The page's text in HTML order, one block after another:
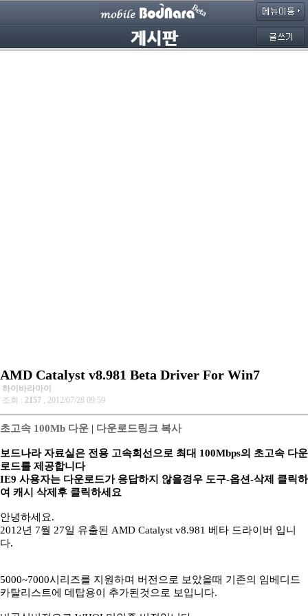
AMD Catalyst v8.981 Beta Driver For Win7
하이바라아이
조회 : 2157 , 2012/07/28 09:59
초고속 100Mb 다운 | 다운로드링크 복사
보드나라 자료실은 전용 고속회선으로 최대 100Mbps의 초고속 다운
로드를 제공합니다
IE9 사용자는 다운로드가 응답하지 않을경우 도구-옵션-삭제 클릭하
여 캐시 삭제후 클릭하세요
안녕하세요.
2012년 7월 27일 유출된 AMD Catalyst v8.981 베타 드라이버 입니
다.
5000~7000시리즈를 지원하며 버전으로 보았을때 기존의 임베디드
카탈리스트에 데탑용이 추가된것으로 보입니다.